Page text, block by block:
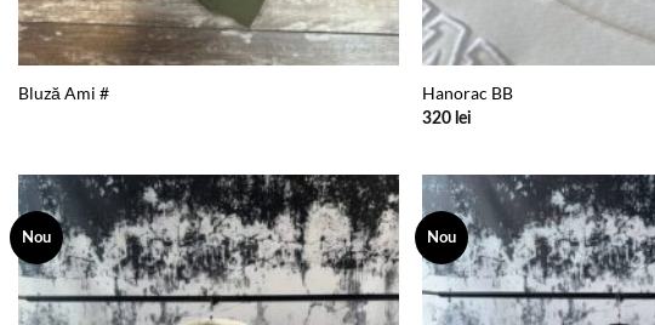
Bluză Ami # Hanorac BB
320 lei
Nou
Add to
wishlist
Nou